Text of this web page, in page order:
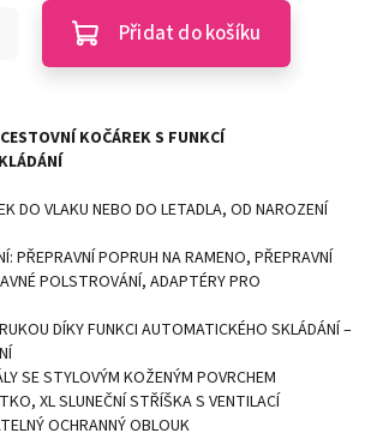
Přidat do košíku
KOČÁREK S FUNKCÍ
DO VLAKU NEBO DO LETADLA, OD NAROZENÍ
PŘEPRAVNÍ POPRUH NA RAMENO, PŘEPRAVNÍ
POLSTROVÁNÍ, ADAPTÉRY PRO
DÍKY FUNKCI AUTOMATICKÉHO SKLÁDÁNÍ –
SE STYLOVÝM KOŽENÝM POVRCHEM
XL SLUNEČNÍ STŘÍŠKA S VENTILACÍ
OCHRANNÝ OBLOUK